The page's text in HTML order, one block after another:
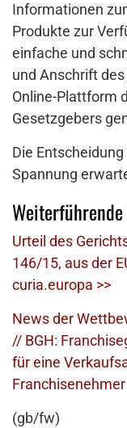
Informationen
Produkte zur
einfache und
und Anschrift
Online-Plattform
Gesetzgebers
Die
Spannung
Urteil des
146/15, aus der
curia.europa >>
News der
// BGH:
für eine
(gb/fw)